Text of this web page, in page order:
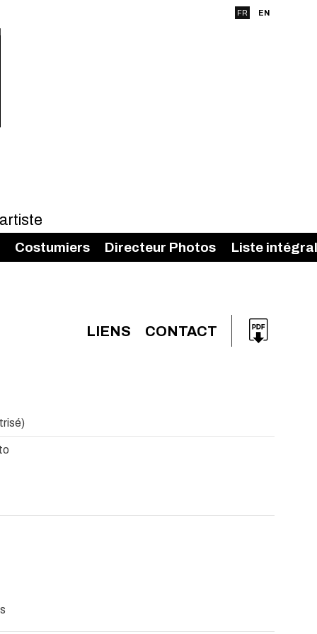
FR EN
Costumiers Directeur Photos Liste
LIENS CONTACT